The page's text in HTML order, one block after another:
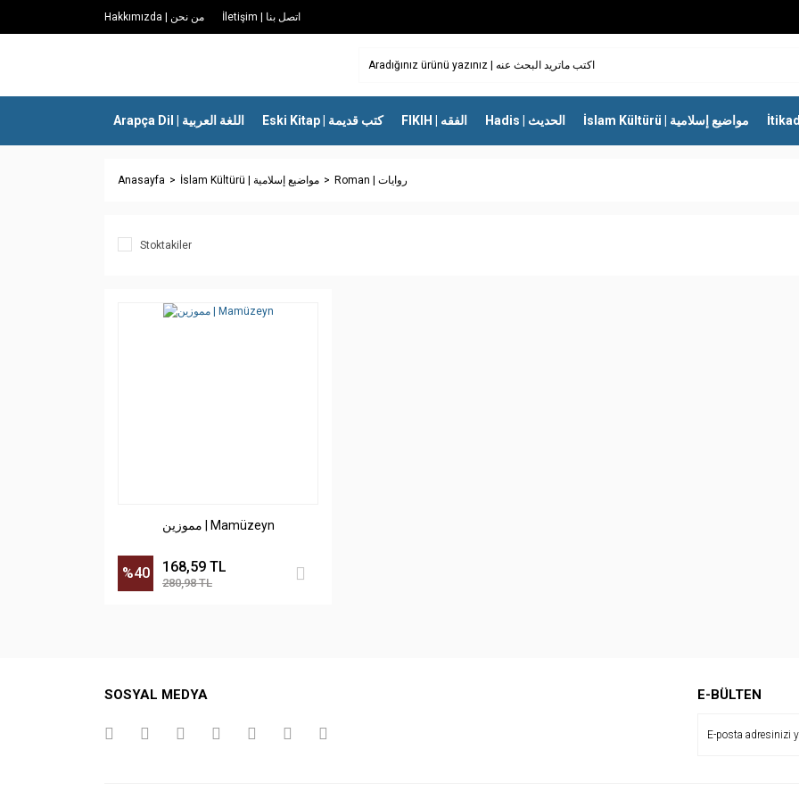
Hakkımızda | من نحن İletişim | اتصل بنا
Arapça Dil | اللغة العربية Eski Kitap | كتب قديمة FIKIH | الفقه Hadis | الحديث İslam Kültürü | مواضيع إسلامية
Anasayfa İslam Kültürü | مواضيع إسلامية Roman | روايات
Stoktakiler
مموزين | Mamüzeyn
%40 168,59 TL
280,98 TL
SOSYAL MEDYA E-BÜLTEN